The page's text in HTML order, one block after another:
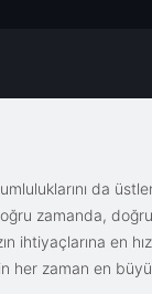
da
zamanda,
ihtiyaçlarına en
her zaman en